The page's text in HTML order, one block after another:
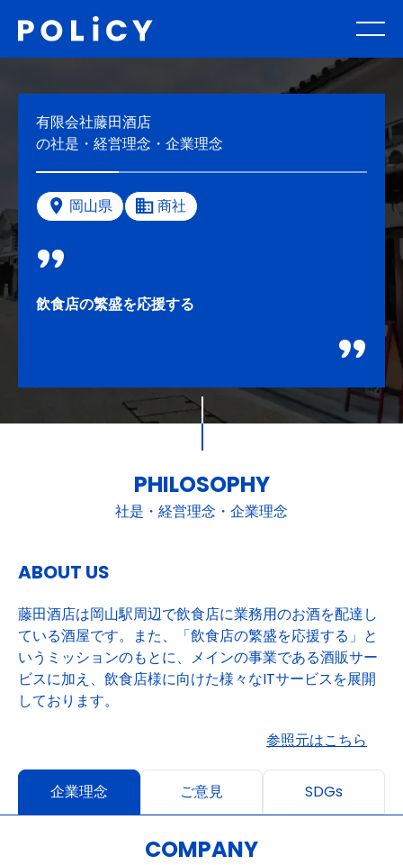
有限会社藤田酒店
の社是・経営理念・企業理念
岡山県 商社
飲食店の繁盛を応援する
PHILOSOPHY
社是・経営理念・企業理念
ABOUT US
藤田酒店は岡山駅周辺で飲食店に業務用のお酒を配達し
ている酒屋です。また、「飲食店の繁盛を応援する」と
いうミッションのもとに、メインの事業である酒販サー
ビスに加え、飲食店様に向けた様々なITサービスを展開
しております。
参照元はこちら
企業理念 ご意見 SDGs
COMPANY